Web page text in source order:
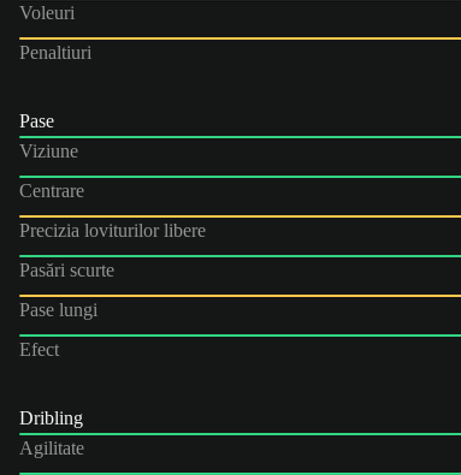
Voleuri
Penaltiuri
Pase
Viziune
Centrare
Precizia loviturilor libere
Pasări scurte
Pase lungi
Efect
Dribling
Agilitate